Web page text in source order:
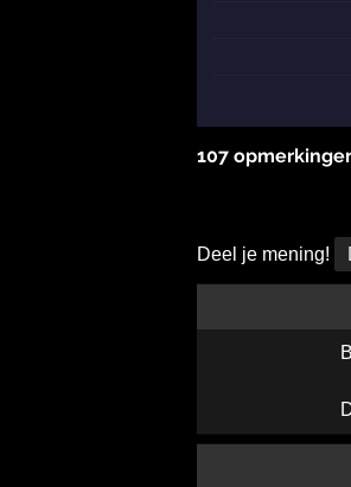
107
Deel je mening!